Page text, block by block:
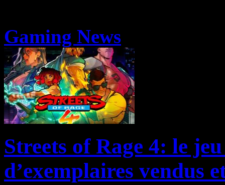
Gaming News
Streets of Rage 4: le
d’exemplaires vendus